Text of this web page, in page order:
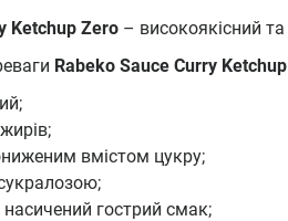
Ketchup Zero – високоякісний
Rabeko Sauce Curry
вмістом цукру;
гострий смак;